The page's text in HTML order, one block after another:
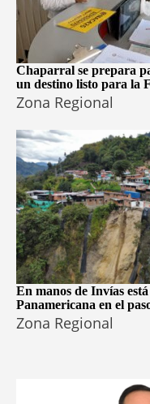
Chaparral se prepara
un destino listo para la
Zona Regional
En manos de Invías
Panamericana en el
Zona Regional